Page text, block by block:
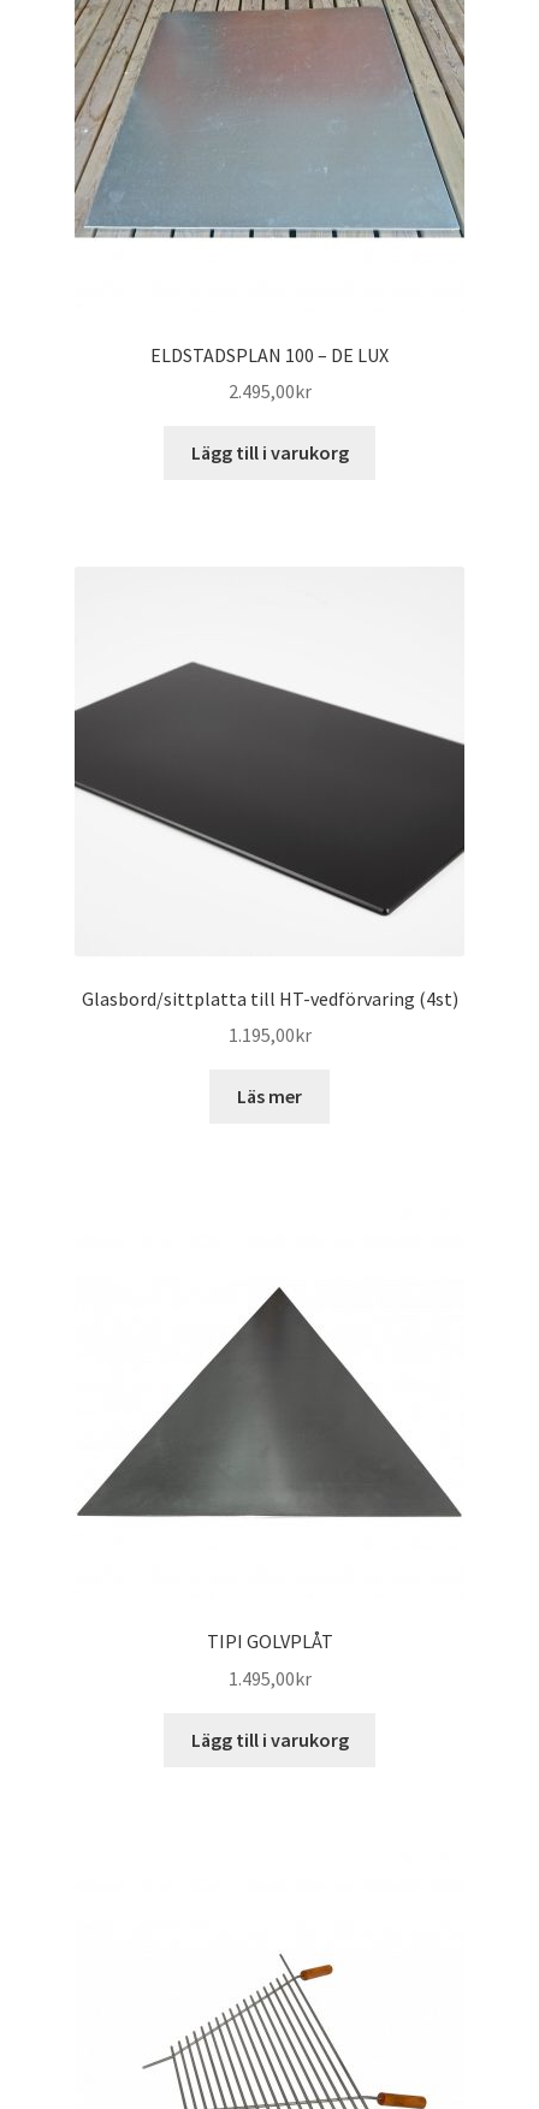
ELDSTADSPLAN 100 – DE LUX
2.495,00kr
Lägg till i varukorg
Glasbord/sittplatta till HT-vedförvaring (4st)
1.195,00kr
Läs mer
TIPI GOLVPLÅT
1.495,00kr
Lägg till i varukorg